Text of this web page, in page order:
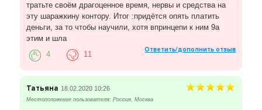
тратьте своём драгоценное время, нервы и средства на
эту шаражкину контору. Итог :придётся опять платить
деньги, за то чтобы научили, хотя впринцепи к ним 9а
этим и шла
Ответить/дополнить отзыв
4 11
Татьяна 18.02.2020 10:26
Местоположение пользователя: Россия, Москва